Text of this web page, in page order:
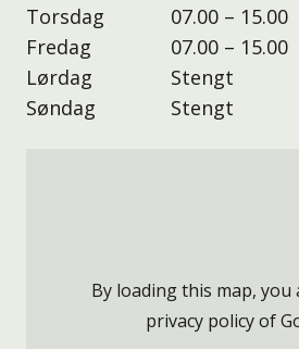
Torsdag
07.00 – 15.00
Fredag
07.00 – 15.00
Lørdag
Stengt
Søndag
Stengt
By loading this map, you
privacy policy of